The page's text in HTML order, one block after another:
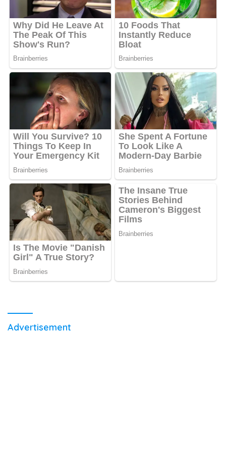
Advertisement